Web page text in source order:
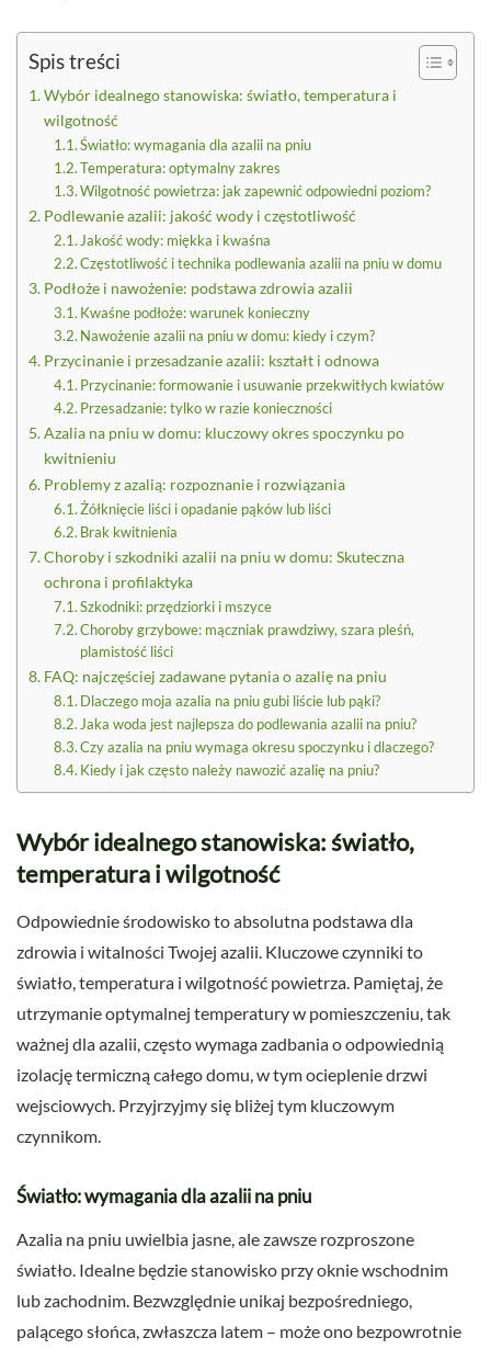
Spis treści
Wybór idealnego stanowiska: światło, temperatura i
wilgotność
Światło: wymagania dla azalii na pniu
Temperatura: optymalny zakres
Wilgotność powietrza: jak zapewnić odpowiedni poziom?
Podlewanie azalii: jakość wody i częstotliwość
Jakość wody: miękka i kwaśna
Częstotliwość i technika podlewania azalii na pniu w domu
Podłoże i nawożenie: podstawa zdrowia azalii
Kwaśne podłoże: warunek konieczny
Nawożenie azalii na pniu w domu: kiedy i czym?
Przycinanie i przesadzanie azalii: kształt i odnowa
Przycinanie: formowanie i usuwanie przekwitłych kwiatów
Przesadzanie: tylko w razie konieczności
Azalia na pniu w domu: kluczowy okres spoczynku po
kwitnieniu
Problemy z azalią: rozpoznanie i rozwiązania
Żółknięcie liści i opadanie pąków lub liści
Brak kwitnienia
Choroby i szkodniki azalii na pniu w domu: Skuteczna
ochrona i profilaktyka
Szkodniki: przędziorki i mszyce
Choroby grzybowe: mączniak prawdziwy, szara pleśń,
plamistość liści
FAQ: najczęściej zadawane pytania o azalię na pniu
Dlaczego moja azalia na pniu gubi liście lub pąki?
Jaka woda jest najlepsza do podlewania azalii na pniu?
Czy azalia na pniu wymaga okresu spoczynku i dlaczego?
Kiedy i jak często należy nawozić azalię na pniu?
Wybór idealnego stanowiska: światło,
temperatura i wilgotność
Odpowiednie środowisko to absolutna podstawa dla
zdrowia i witalności Twojej azalii. Kluczowe czynniki to
światło, temperatura i wilgotność powietrza. Pamiętaj, że
utrzymanie optymalnej temperatury w pomieszczeniu, tak
ważnej dla azalii, często wymaga zadbania o odpowiednią
izolację termiczną całego domu, w tym ocieplenie drzwi
wejsciowych. Przyjrzyjmy się bliżej tym kluczowym
czynnikom.
Światło: wymagania dla azalii na pniu
Azalia na pniu uwielbia jasne, ale zawsze rozproszone
światło. Idealne będzie stanowisko przy oknie wschodnim
lub zachodnim. Bezwzględnie unikaj bezpośredniego,
palącego słońca, zwłaszcza latem – może ono bezpowrotnie